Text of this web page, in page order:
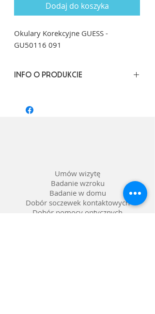
Dodaj do koszyka
Okulary Korekcyjne GUESS -
GU50116 091
INFO O PRODUKCIE
Kształt: Geometryczny
Materiał oprawy: Acetat
Umów wizytę
Badanie wzroku
Badanie w domu
Dobór soczewek kontaktowych
Dobór pomocy optycznych